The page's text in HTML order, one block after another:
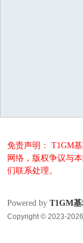
免责声明： T1GM
网络，版权争议与
们联系处理。
Powered by T1GM
Copyright © 2023-